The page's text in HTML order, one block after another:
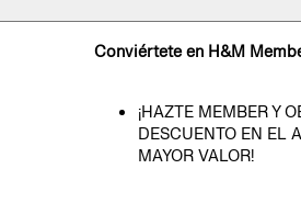
Conviértete en H&M
¡HAZTE MEMBER Y
DESCUENTO EN EL
MAYOR VALOR!